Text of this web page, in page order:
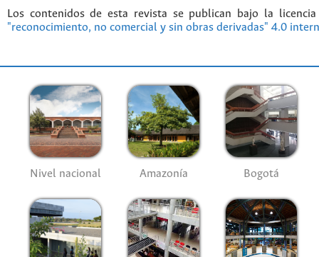
Los contenidos de esta revista se publican bajo la
"reconocimiento, no comercial y sin obras derivadas" 4.0
Nivel nacional Amazonía Bogotá